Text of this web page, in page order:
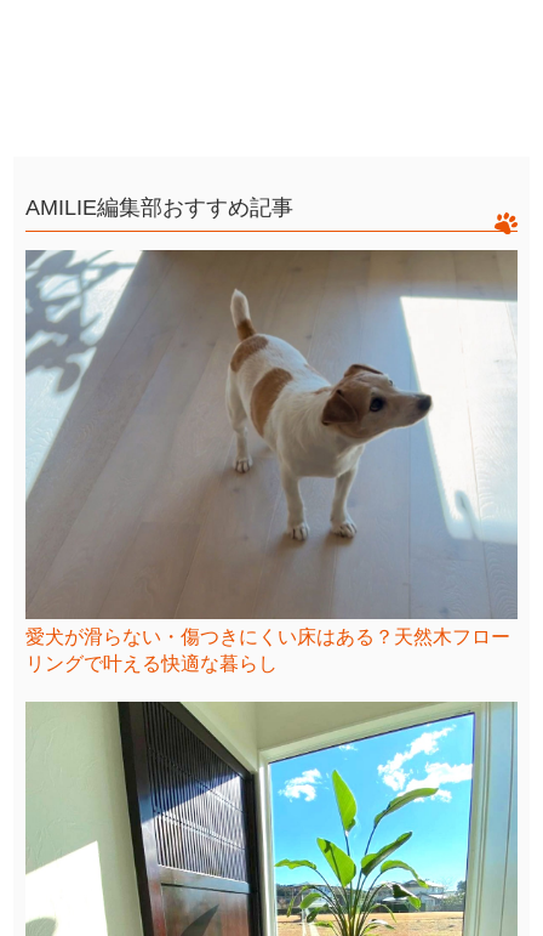
AMILIE編集部おすすめ記事
愛犬が滑らない・傷つきにくい床はある？天然木フロー
リングで叶える快適な暮らし